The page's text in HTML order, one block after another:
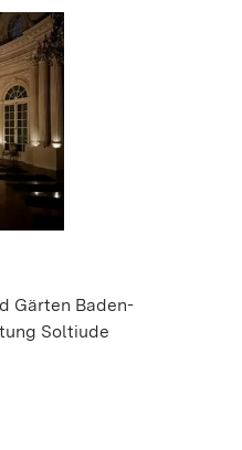
Gärten Baden-
Soltiude